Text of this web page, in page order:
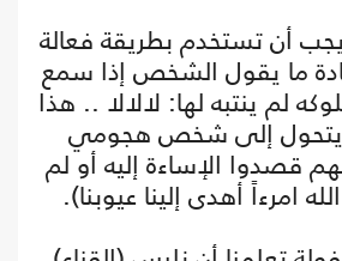
يجب أن تستخدم بطريقة فعالة
عادة ما يقول الشخص إذا سمع
لم ينتبه لها: لالالا .. هذا
يتحول إلى شخص هجومي
قصدوا الإساءة إليه أو لم
امرءاً أهدى إلينا عيوبنا).